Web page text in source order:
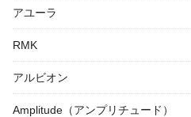
アユーラ
RMK
アルビオン
Amplitude（アンプリチュード）